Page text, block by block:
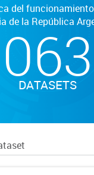
del
de la República
063
DATASETS